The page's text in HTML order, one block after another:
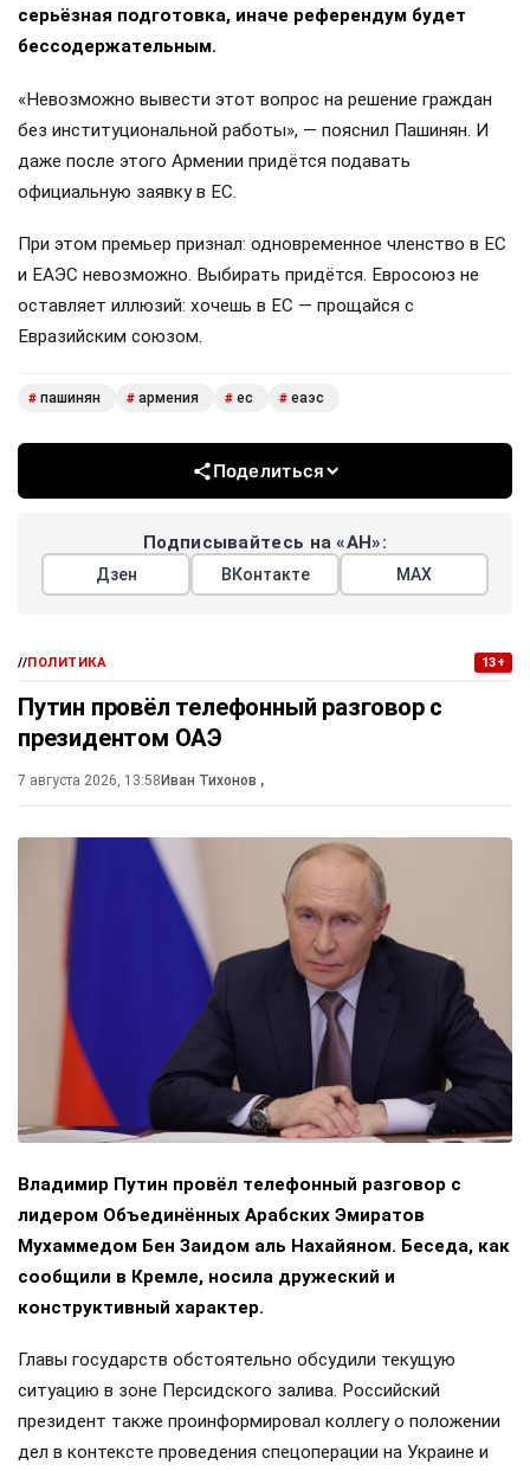
серьёзная подготовка, иначе референдум будет
бессодержательным.
«Невозможно вывести этот вопрос на решение граждан
без институциональной работы», — пояснил Пашинян. И
даже после этого Армении придётся подавать
официальную заявку в ЕС.
При этом премьер признал: одновременное членство в ЕС
и ЕАЭС невозможно. Выбирать придётся. Евросоюз не
оставляет иллюзий: хочешь в ЕС — прощайся с
Евразийским союзом.
# пашинян # армения # ес # еаэс
Поделиться
Подписывайтесь на «АН»:
Дзен ВКонтакте МАХ
//ПОЛИТИКА 13+
Путин провёл телефонный разговор с
президентом ОАЭ
7 августа 2026, 13:58 Иван Тихонов ,
Владимир Путин провёл телефонный разговор с
лидером Объединённых Арабских Эмиратов
Мухаммедом Бен Заидом аль Нахайяном. Беседа, как
сообщили в Кремле, носила дружеский и
конструктивный характер.
Главы государств обстоятельно обсудили текущую
ситуацию в зоне Персидского залива. Российский
президент также проинформировал коллегу о положении
дел в контексте проведения спецоперации на Украине и